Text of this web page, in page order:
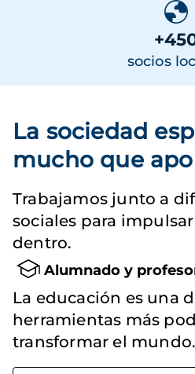
socios
La sociedad
mucho que
Trabajamos junto a
sociales para
dentro.
Alumnado y
La educación es una
herramientas más
transformar el mundo.